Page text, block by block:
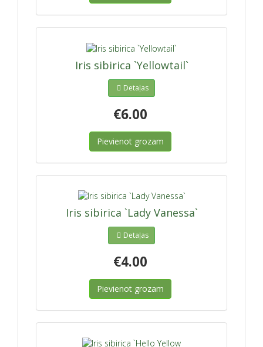
Iris sibirica `Yellowtail`
Detaļas
€6.00
Pievienot grozam
Iris sibirica `Lady Vanessa`
Detaļas
€4.00
Pievienot grozam